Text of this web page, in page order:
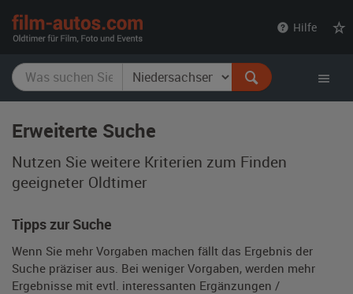
Hilfe
Erweiterte Suche
Nutzen Sie weitere Kriterien zum Finden
geeigneter Oldtimer
Tipps zur Suche
Wenn Sie mehr Vorgaben machen fällt das Ergebnis der
Suche präziser aus. Bei weniger Vorgaben, werden mehr
Ergebnisse mit evtl. interessanten Ergänzungen /